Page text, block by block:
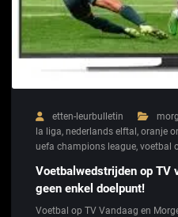
etten-leurbulletin
la liga, nederlands elftal, oranje
uefa champions league, voetbal
Voetbalwedstrijden op TV
geen enkel doelpunt!
Voetbal op TV Vandaag en